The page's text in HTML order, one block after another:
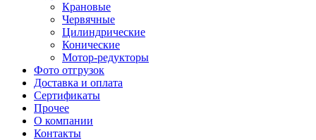
Крановые
Червячные
Цилиндрические
Конические
Мотор-редукторы
Фото отгрузок
Доставка и оплата
Сертификаты
Прочее
О компании
Контакты